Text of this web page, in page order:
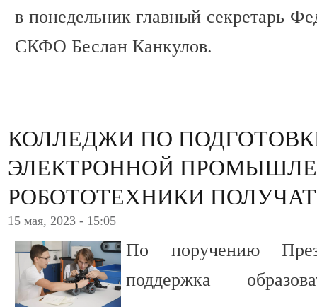
в понедельник главный секретарь
СКФО Беслан Канкулов.
КОЛЛЕДЖИ ПО
ЭЛЕКТРОННОЙ
РОБОТОТЕХНИКИ
15 мая, 2023 - 15:05
По поручению
поддержка